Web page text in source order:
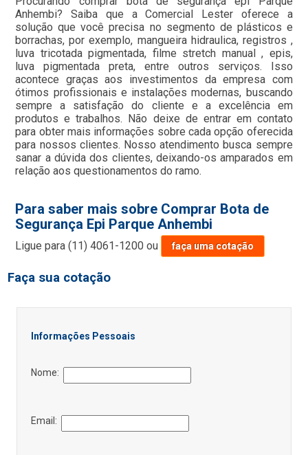
Anhembi? Saiba que a Comercial Lester oferece a
solução que você precisa no segmento de plásticos e
borrachas, por exemplo, mangueira hidraulica, registros ,
luva tricotada pigmentada, filme stretch manual , epis,
luva pigmentada preta, entre outros serviços. Isso
acontece graças aos investimentos da empresa com
ótimos profissionais e instalações modernas, buscando
sempre a satisfação do cliente e a excelência em
produtos e trabalhos. Não deixe de entrar em contato
para obter mais informações sobre cada opção oferecida
para nossos clientes. Nosso atendimento busca sempre
sanar a dúvida dos clientes, deixando-os amparados em
relação aos questionamentos do ramo.
Para saber mais sobre Comprar Bota de
Segurança Epi Parque Anhembi
Ligue para(11) 4061-1200 ou faça uma cotação
Faça sua cotação
Informações Pessoais
Nome:
Email: